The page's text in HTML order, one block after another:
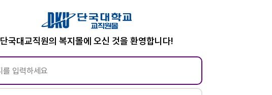
단국대교직원의 복지몰에 오신 것을 환영합니다!